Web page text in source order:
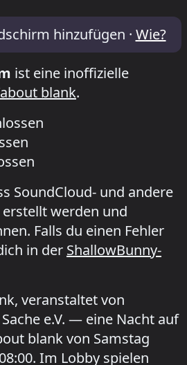
for MIT DIR im Blank
hinzufügen · Wie?
ist eine inoffizielle
blank.
SoundCloud- und andere
werden und
Falls du einen Fehler
in der ShallowBunny-
veranstaltet von
e.V. — eine Nacht auf
blank von Samstag
Im Lobby spielen